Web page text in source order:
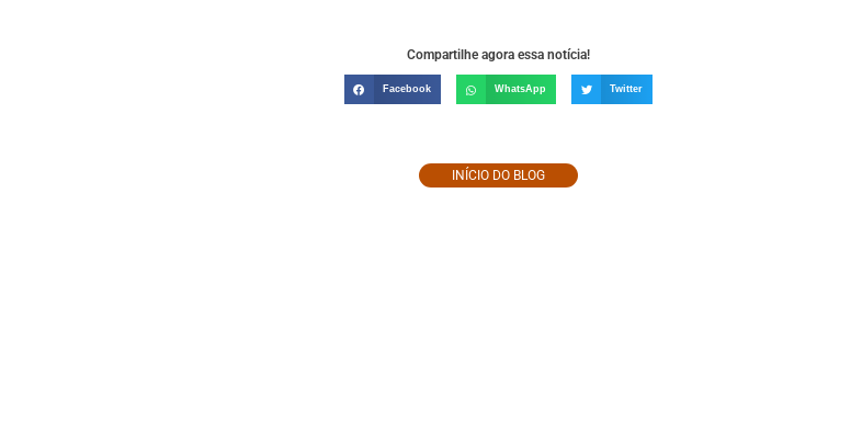
Compartilhe agora essa notícia!
Facebook WhatsApp Twitter
INÍCIO DO BLOG